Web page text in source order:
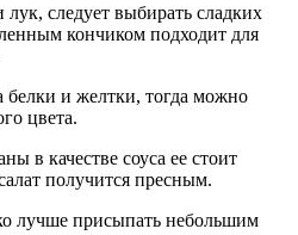
лук, следует выбирать сладких
кончиком подходит для
и желтки, тогда можно
цвета.
в качестве соуса ее стоит
получится пресным.
лучше присыпать небольшим